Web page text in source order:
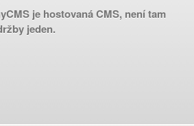
je hostovaná CMS, není tam
jeden.